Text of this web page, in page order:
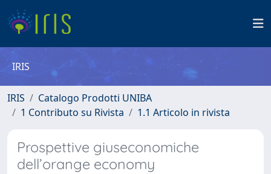
IRIS
IRIS
Catalogo Prodotti UNIBA
1 Contributo su Rivista
1.1 Articolo in rivista
Prospettive giuseconomiche
dell’orange economy